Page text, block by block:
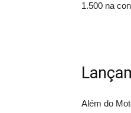
1.500 na
Além do